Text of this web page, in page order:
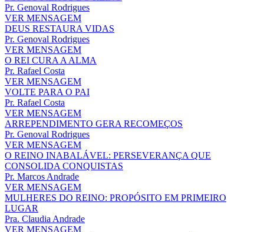
Pr. Genoval Rodrigues
VER MENSAGEM
DEUS RESTAURA VIDAS
Pr. Genoval Rodrigues
VER MENSAGEM
O REI CURA A ALMA
Pr. Rafael Costa
VER MENSAGEM
VOLTE PARA O PAI
Pr. Rafael Costa
VER MENSAGEM
ARREPENDIMENTO GERA RECOMEÇOS
Pr. Genoval Rodrigues
VER MENSAGEM
O REINO INABALÁVEL: PERSEVERANÇA QUE
CONSOLIDA CONQUISTAS
Pr. Marcos Andrade
VER MENSAGEM
MULHERES DO REINO: PROPÓSITO EM PRIMEIRO
LUGAR
Pra. Claudia Andrade
VER MENSAGEM